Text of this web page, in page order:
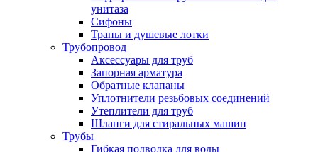
унитаза
Сифоны
Трапы и душевые лотки
Трубопровод
Аксессуары для труб
Запорная арматура
Обратные клапаны
Уплотнители резьбовых соединений
Утеплители для труб
Шланги для стиральных машин
Трубы
Гибкая подводка для воды